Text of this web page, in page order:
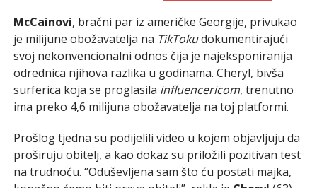
McCainovi, bračni par iz američke Georgije, privukao
je milijune obožavatelja na TikTokudokumentirajući
svoj nekonvencionalni odnos čija je najeksponiranija
odrednica njihova razlika u godinama. Cheryl, bivša
surferica koja se proglasila influencericom, trenutno
ima preko 4,6 milijuna obožavatelja na toj platformi.
Prošlog tjedna su podijelili video u kojem objavljuju da
proširuju obitelj, a kao dokaz su priložili pozitivan test
na trudnoću. “Oduševljena sam što ću postati majka,